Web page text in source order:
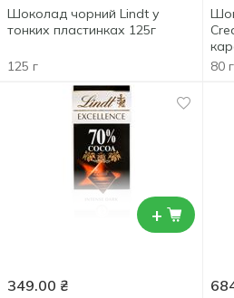
Шоколад чорний Lindt у
тонких пластинках 125г
125 г
80 г
+
349.00 ₴